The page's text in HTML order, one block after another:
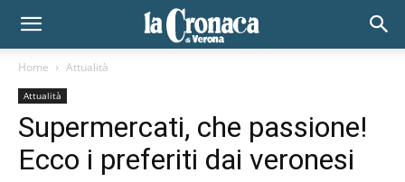
Home Attualità
Attualità
Supermercati, che passione!
Ecco i preferiti dai veronesi